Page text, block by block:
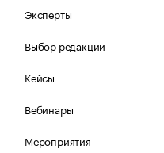
Эксперты
Выбор редакции
Кейсы
Вебинары
Мероприятия